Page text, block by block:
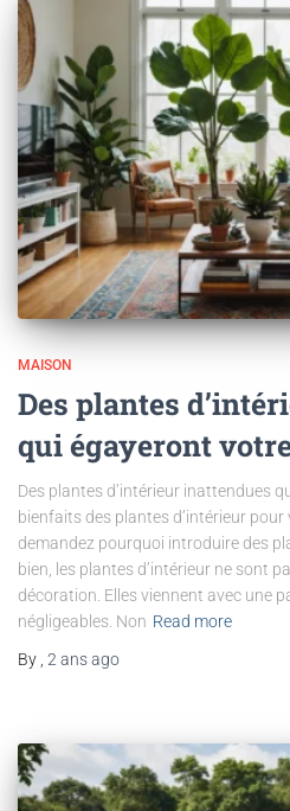
MAISON
Des plantes
qui égayeront
Des plantes d’intérieur inattendues
bienfaits des plantes d’intérieur
demandez pourquoi introduire des
bien, les plantes d’intérieur ne sont
décoration. Elles viennent avec une
négligeables. Non Read more
By 2 ansago